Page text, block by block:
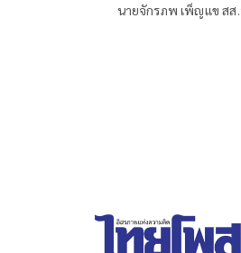
นายจักรภพ เพ็ญแข ส